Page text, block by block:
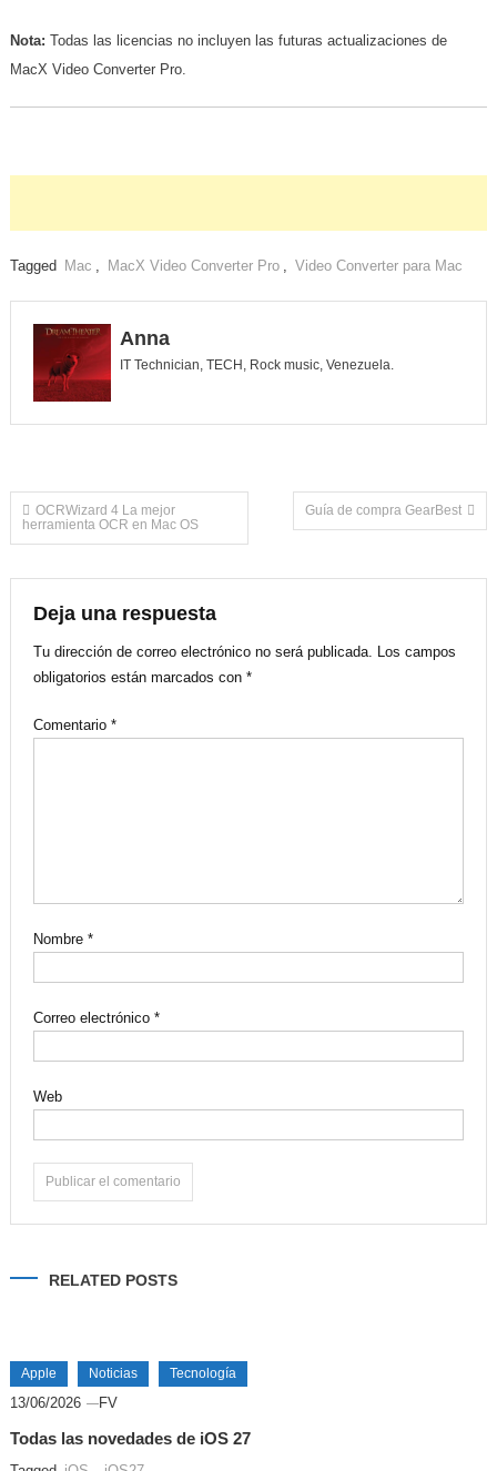
Nota: Todas las licencias no incluyen las futuras actualizaciones de
MacX Video Converter Pro.
Tagged Mac , MacX Video Converter Pro , Video Converter para Mac
Anna
IT Technician, TECH, Rock music, Venezuela.
Navegación
entradas
OCRWizard 4 La mejor
herramienta OCR en Mac OS
Guía de compra GearBest
Deja una respuesta
Tu dirección de correo electrónico no será publicada.
Los campos
obligatorios están marcados con *
Comentario *
Nombre *
Correo electrónico *
Web
RELATED POSTS
Apple Noticias Tecnología
13/06/2026 FV
Todas las novedades de iOS 27